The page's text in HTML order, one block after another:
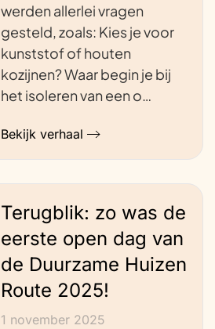
werden allerlei vragen
gesteld, zoals: Kies je voor
kunststof of houten
kozijnen? Waar begin je bij
het isoleren van een o…
Bekijk verhaal
Terugblik: zo was de
eerste open dag van
de Duurzame Huizen
Route 2025!
1 november 2025